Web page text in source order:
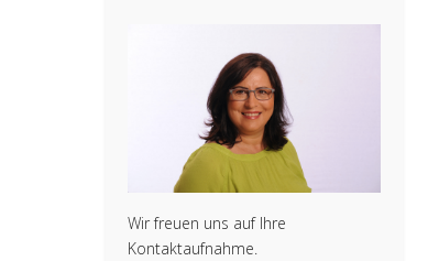
Wir freuen uns auf Ihre
Kontaktaufnahme.